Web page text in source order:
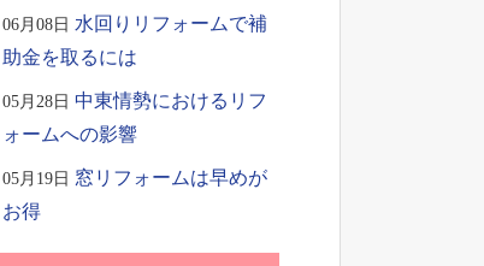
06月08日 水回りリフォームで補
助金を取るには
05月28日 中東情勢におけるリフ
ォームへの影響
05月19日 窓リフォームは早めが
お得